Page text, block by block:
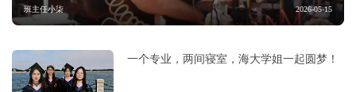
班主任小柒 2026-05-15
一个专业，两间寝室，海大学姐一起圆梦！